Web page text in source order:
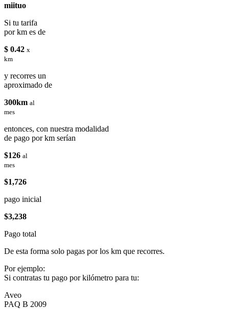
miituo
Si tu tarifa
por km es de
$ 0.42 x
km
y recorres un
aproximado de
300km al
mes
entonces, con nuestra modalidad
de pago por km serían
$126 al
mes
$1,726
pago inicial
$3,238
Pago total
De esta forma solo pagas por los km que recorres.
Por ejemplo:
Si contratas tu pago por kilómetro para tu:
Aveo
PAQ B 2009